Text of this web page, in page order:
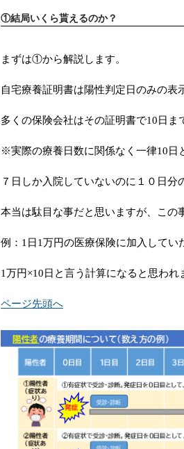
①結局いくら貰えるのか？
まずは①から解説します。
自宅療養証明書は陽性判定日のみの表
多くの保険会社はその証明書で10日ま
※実際の療養日数に関係なく一律10日
７日しか入院していないのに１０日分
本当は駄目な事だと思いますが、この
例：1日1万円の医療保険に加入してい
1万円×10日と言う計算になると思われ
ページ先頭へ